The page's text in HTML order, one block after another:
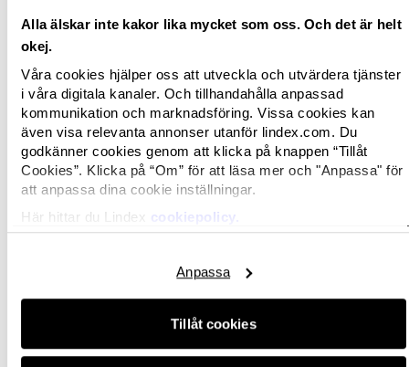
Alla älskar inte kakor lika mycket som oss. Och det är helt
okej.
Våra cookies hjälper oss att utveckla och utvärdera tjänster
i våra digitala kanaler. Och tillhandahålla anpassad
kommunikation och marknadsföring. Vissa cookies kan
även visa relevanta annonser utanför lindex.com. Du
godkänner cookies genom att klicka på knappen “Tillåt
Cookies”. Klicka på “Om” för att läsa mer och "Anpassa" för
att anpassa dina cookie inställningar.
Här hittar du Lindex cookiepolicy.
Tillåt cookies
Anpassa